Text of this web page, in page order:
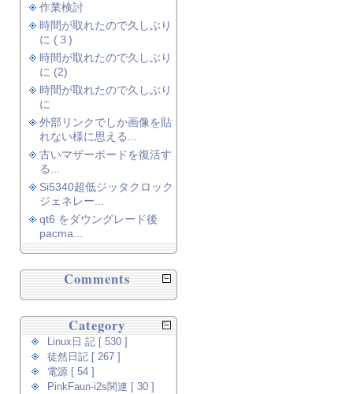
作業検討
時間が取れたので久しぶり
に (３)
時間が取れたので久しぶり
に (2)
時間が取れたので久しぶり
に
外部リンクでしか画像を貼
れない様に思える...
古いマザーボードを復活す
る...
Si5340超低ジッタクロック
ジェネレー...
qt6 をダウングレード後
pacma...
Comments
Category
Linux日 記 [ 530 ]
徒然日記 [ 267 ]
電源 [ 54 ]
PinkFaun-i2s関連 [ 30 ]